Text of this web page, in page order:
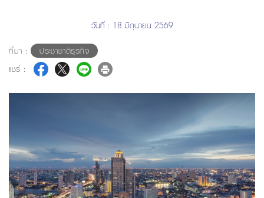
วันที่ : 18 มิถุนายน 2569
ที่มา :
ประชาชาติธุรกิจ
แชร์ :